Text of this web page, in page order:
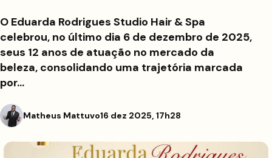
O Eduarda Rodrigues Studio Hair & Spa
celebrou, no último dia 6 de dezembro de 2025,
seus 12 anos de atuação no mercado da
beleza, consolidando uma trajetória marcada
por…
Matheus Mattuvo16 dez 2025, 17h28